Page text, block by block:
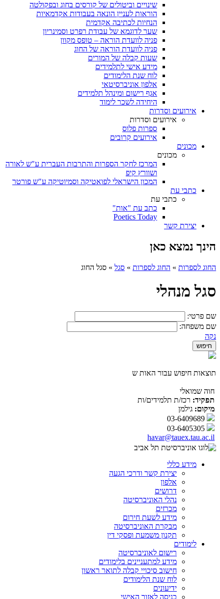
שינויים וביטולים של קורסים בחוג ובפקולטה
הוראות לעניין הונאה בעבודות אקדמאיות
הנחיות לכתיבה אקדמית
שער לדוגמא של עבודת רפרט וסמינריון
פניה לוועדת הוראה – טופס מקוון
פניה לוועדת הוראה של החוג
שעות קבלה של המורים
מידע אישי לתלמידים
לוח שנת הלימודים
אלפון אוניברסיטאי
אגף רישום ומינהל תלמידים
היחידה לשכר לימוד
אירועים וסדרות
אירועים וסדרות
ספרות פלוס
אירועים קרובים
מכונים
מכונים
המרכז לחקר הספרות והתרבות העברית ע"ש לאורה
ושוורץ קיפ
המכון הישראלי לפואטיקה וסמיוטיקה ע"ש פורטר
כתבי עת
כתבי עת
כתב עת "אות"
Poetics Today
יצירת קשר
הינך נמצא כאן
החוג לספרות » החוג לספרות » סגל » סגל החוג
סגל מנהלי
שם פרטי:
שם משפחה:
נקה
תוצאות חיפוש עבור האות ש
חוה שמואלי
תפקיד: רכז/ת תלמידים/ות
מיקום: גילמן
havar@tauex.tau.ac.il
מידע כללי
יצירת קשר ודרכי הגעה
אלפון
דרושים
נהלי האוניברסיטה
מכרזים
מידע לשעת חירום
מבקרת האוניברסיטה
תקנון משמעת ופסקי דין
לימודים
רישום לאוניברסיטה
מידע למתעניינים בלימודים
חישוב סיכויי קבלה לתואר ראשון
לוח שנת הלימודים
ידיעונים
כניסה לאזור האישי